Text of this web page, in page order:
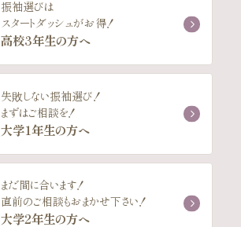
振袖選びは
スタートダッシュがお得！
高校3年生の方へ
失敗しない振袖選び！
まずはご相談を！
大学1年生の方へ
まだ間に合います！
直前のご相談もおまかせ下さい！
大学2年生の方へ